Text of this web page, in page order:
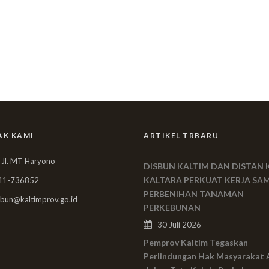
KAMI
MT Haryono
736852
ARTIKEL TRBARU
DISBUN KALTIM DAN DISTAN
KALTARA PERKUAT KERJA
PERBENIHAN TANAMAN
PERKEBUNAN
30 Juli 2026
Pemprov Kaltim Tegaskan
Perlindungan Hak Masyarakat